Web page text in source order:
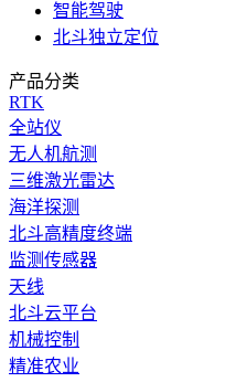
智能驾驶
北斗独立定位
产品分类
RTK
全站仪
无人机航测
三维激光雷达
海洋探测
北斗高精度终端
监测传感器
天线
北斗云平台
机械控制
精准农业